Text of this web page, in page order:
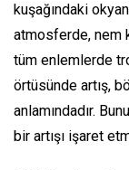
kuşağındaki
atmosferde, nem
tüm enlemlerde
örtüsünde artış,
anlamındadır.
bir artışı işaret